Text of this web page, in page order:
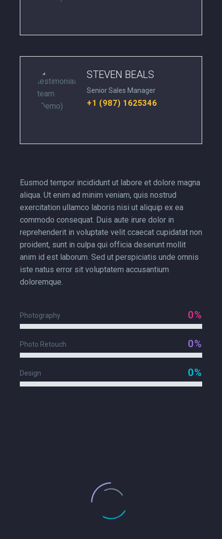
STEVEN BEALS
Senior Sales Manager
+1 (987) 1625346
Eusmod tempor incididunt ut labore et dolore magna
aliqua. Ut enim ad minim veniam, quis nostrud
exercitation ullamco laboris nisi ut aliquip ex ea
commodo consequat. Duis aute irure dolor in
reprehenderit in voluptate velit ccaecat cupidatat non
proident, sunt in culpa qui officia deserunt mollit
anim id est laborum. Sed ut perspiciatis unde omnis
iste natus error sit voluptatem accusantium
doloremque.
Photography 0%
Photo Retouch 0%
Design 0%